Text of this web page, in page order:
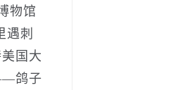
物馆
刺
国大
鸽子